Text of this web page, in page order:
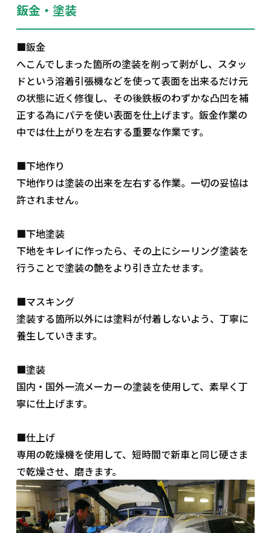
鈑金・塗装
■鈑金
へこんでしまった箇所の塗装を削って剥がし、スタッ
ドという溶着引張機などを使って表面を出来るだけ元
の状態に近く修復し、その後鉄板のわずかな凸凹を補
正する為にパテを使い表面を仕上げます。鈑金作業の
中では仕上がりを左右する重要な作業です。
■下地作り
下地作りは塗装の出来を左右する作業。一切の妥協は
許されません。
■下地塗装
下地をキレイに作ったら、その上にシーリング塗装を
行うことで塗装の艶をより引き立たせます。
■マスキング
塗装する箇所以外には塗料が付着しないよう、丁寧に
養生していきます。
■塗装
国内・国外一流メーカーの塗装を使用して、素早く丁
寧に仕上げます。
■仕上げ
専用の乾燥機を使用して、短時間で新車と同じ硬さま
で乾燥させ、磨きます。